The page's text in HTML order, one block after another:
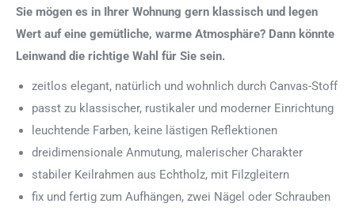
Sie mögen es in Ihrer Wohnung gern klassisch und legen
Wert auf eine gemütliche, warme Atmosphäre? Dann könnte
Leinwand die richtige Wahl für Sie sein.
zeitlos elegant, natürlich und wohnlich durch Canvas-Stoff
passt zu klassischer, rustikaler und moderner Einrichtung
leuchtende Farben, keine lästigen Reflektionen
dreidimensionale Anmutung, malerischer Charakter
stabiler Keilrahmen aus Echtholz, mit Filzgleitern
fix und fertig zum Aufhängen, zwei Nägel oder Schrauben